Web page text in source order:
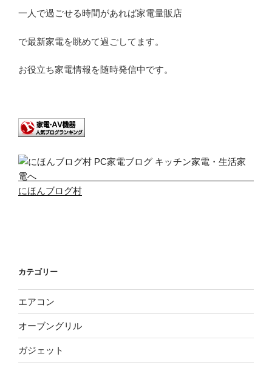
一人で過ごせる時間があれば家電量販店
で最新家電を眺めて過ごしてます。
お役立ち家電情報を随時発信中です。
にほんブログ村
カテゴリー
エアコン
オーブングリル
ガジェット